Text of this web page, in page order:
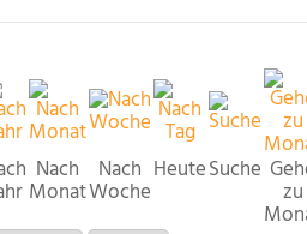
Nach
Monat
Nach
Woche
HeuteSuche
zu